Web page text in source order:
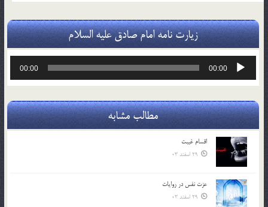
زیارت نامه امام صادق علیه السلام
پخش‌کننده
00:00
00:00
مطالب مشابه
اقسام غيبت
29 اسفند 03
عزت نفس در روايات
29 اسفند 03